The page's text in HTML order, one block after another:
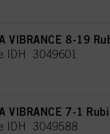
VIBRANCE 8-19
IDH 3049601
VIBRANCE 7-1
IDH 3049588